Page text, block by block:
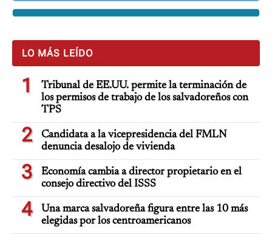
LO MÁS LEÍDO
1
Tribunal de EE.UU. permite la terminación de
los permisos de trabajo de los salvadoreños con
TPS
2
Candidata a la vicepresidencia del FMLN
denuncia desalojo de vivienda
3
Economía cambia a director propietario en el
consejo directivo del ISSS
4
Una marca salvadoreña figura entre las 10 más
elegidas por los centroamericanos